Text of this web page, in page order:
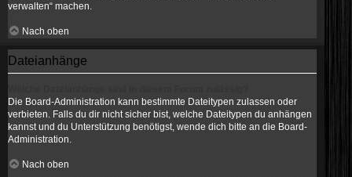
verwalten“ machen.
Nach oben
Dateianhänge
Die Board-Administration kann bestimmte Dateitypen zulassen oder
verbieten. Falls du dir nicht sicher bist, welche Dateitypen du anhängen
kannst und du Unterstützung benötigst, wende dich bitte an die Board-
Administration.
Nach oben